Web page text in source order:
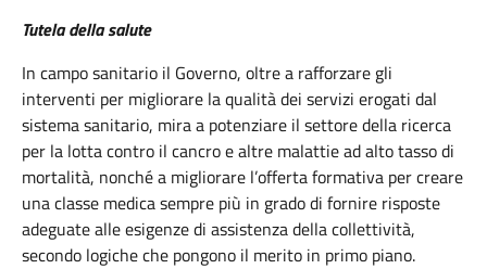
Tutela della salute
In campo sanitario il Governo, oltre a rafforzare gli
interventi per migliorare la qualità dei servizi erogati dal
sistema sanitario, mira a potenziare il settore della ricerca
per la lotta contro il cancro e altre malattie ad alto tasso di
mortalità, nonché a migliorare l’offerta formativa per creare
una classe medica sempre più in grado di fornire risposte
adeguate alle esigenze di assistenza della collettività,
secondo logiche che pongono il merito in primo piano.